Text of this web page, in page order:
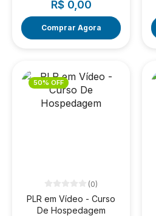
R$ 0,00
Comprar Agora
50% OFF
(0)
PLR em Vídeo - Curso
De Hospedagem